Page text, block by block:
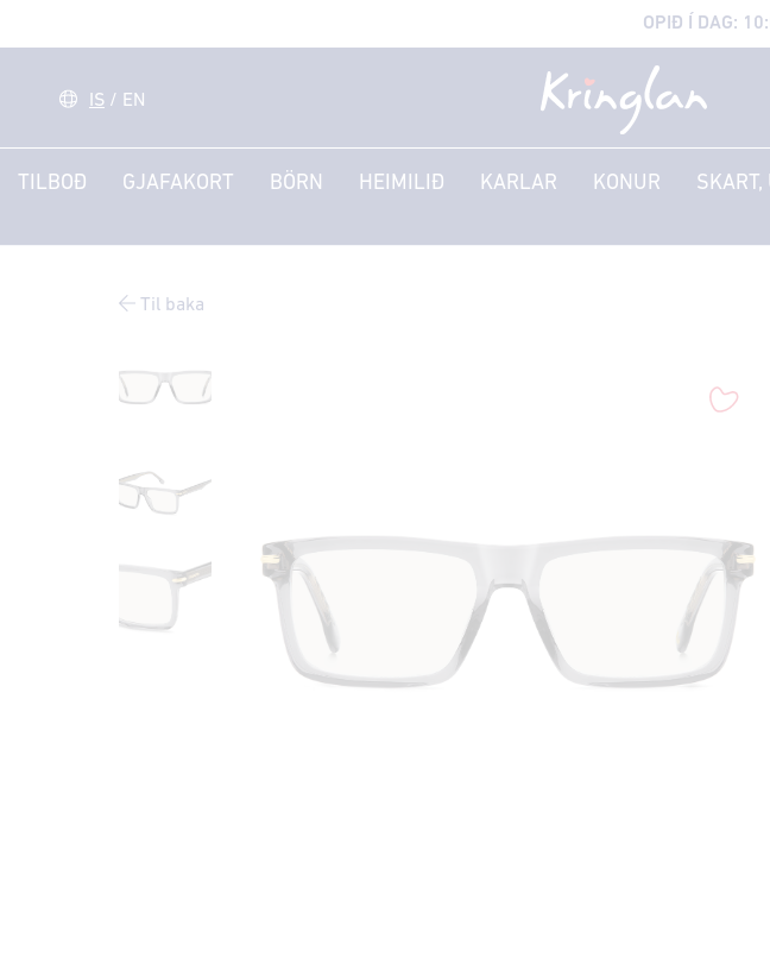
OPIÐ Í DAG:
IS / EN
TILBOÐ GJAFAKORT BÖRN HEIMILIÐ KARLAR KONUR SKART,
Til baka